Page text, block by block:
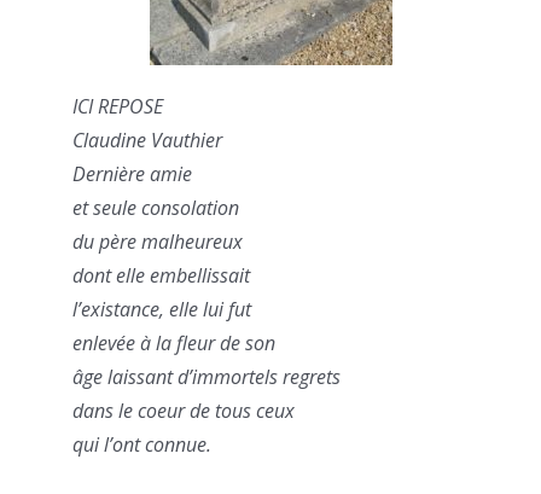
ICI REPOSE
Claudine Vauthier
Dernière amie
et seule consolation
du père malheureux
dont elle embellissait
l’existance, elle lui fut
enlevée à la fleur de son
âge laissant d’immortels regrets
dans le coeur de tous ceux
qui l’ont connue.